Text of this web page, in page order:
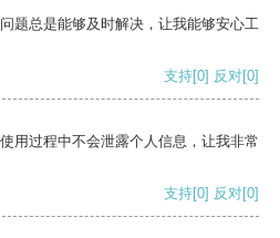
题总是能够及时解决，让我能够安心工
支持[0] 反对[0]
用过程中不会泄露个人信息，让我非常
支持[0] 反对[0]